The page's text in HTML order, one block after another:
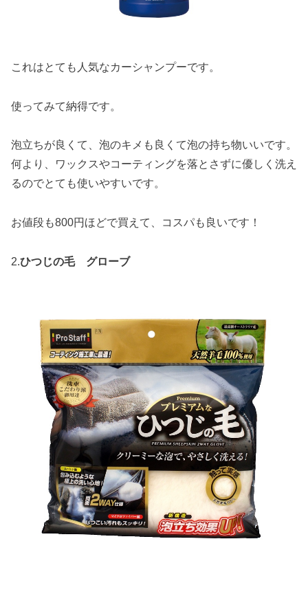
これはとても人気なカーシャンプーです。
使ってみて納得です。
泡立ちが良くて、泡のキメも良くて泡の持ち物いいです。
何より、ワックスやコーティングを落とさずに優しく洗え
るのでとても使いやすいです。
お値段も800円ほどで買えて、コスパも良いです！
2.ひつじの毛 グローブ